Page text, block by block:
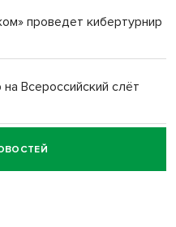
проведет кибертурнир
Всероссийский слёт
обеспечит
в Новосибирской